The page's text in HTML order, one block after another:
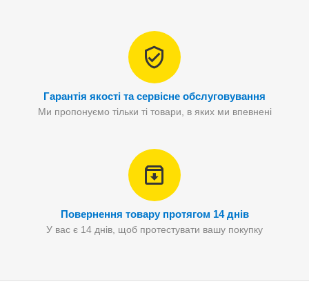
Гарантія якості та сервісне обслуговування
Ми пропонуємо тільки ті товари, в яких ми впевнені
Повернення товару протягом 14 днів
У вас є 14 днів, щоб протестувати вашу покупку